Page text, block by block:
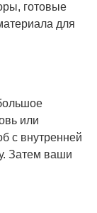
готовые
для
или
с внутренней
Затем ваши